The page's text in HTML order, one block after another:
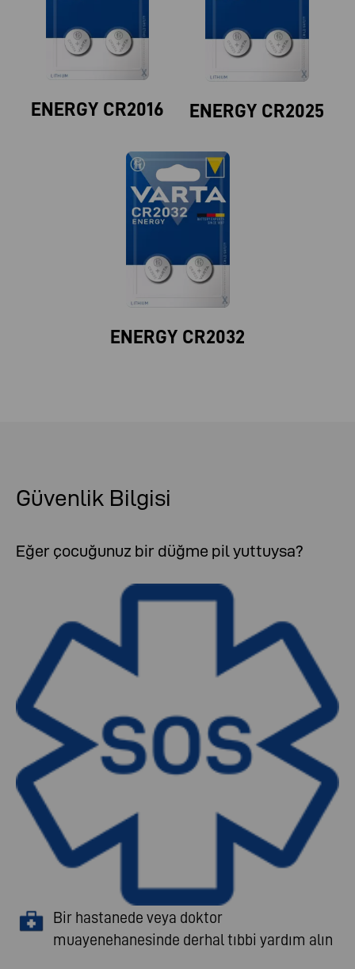
ENERGY CR2016 ENERGY CR2025
ENERGY CR2032
Güvenlik Bilgisi
Eğer çocuğunuz bir düğme pil yuttuysa?
Bir hastanede veya doktor
muayenehanesinde derhal tıbbi yardım alın